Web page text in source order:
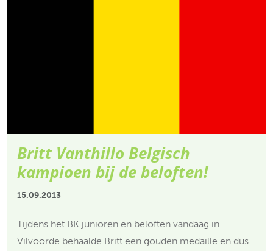
Britt Vanthillo Belgisch
kampioen bij de beloften!
15.09.2013
Tijdens het BK junioren en beloften vandaag in
Vilvoorde behaalde Britt een gouden medaille en dus